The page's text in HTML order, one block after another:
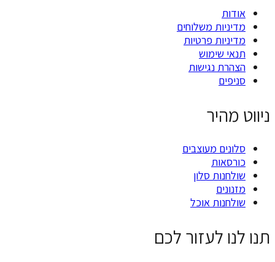
משלוחים
פרטיות
נגישות
מעוצבים
סלון
אוכל
לעזור לכם